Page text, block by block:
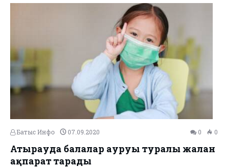
Батыс Инфо 07.09.2020 0 0
Атырауда балалар ауруы туралы жалған
ақпарат тарады